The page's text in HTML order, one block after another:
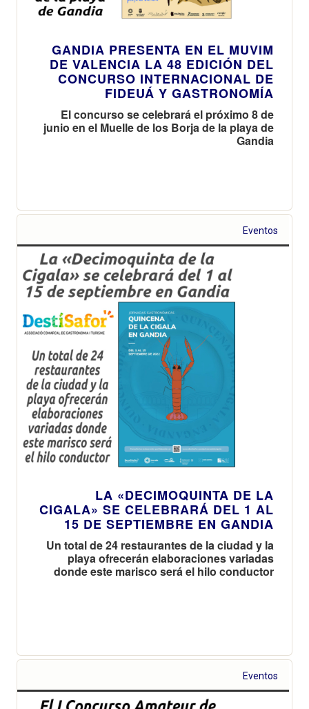
GANDIA PRESENTA EN EL MUVIM
DE VALENCIA LA 48 EDICIÓN DEL
CONCURSO INTERNACIONAL DE
FIDEUÁ Y GASTRONOMÍA
El concurso se celebrará el próximo 8 de
junio en el Muelle de los Borja de la playa de
Gandia
Eventos
LA «DECIMOQUINTA DE LA
CIGALA» SE CELEBRARÁ DEL 1 AL
15 DE SEPTIEMBRE EN GANDIA
Un total de 24 restaurantes de la ciudad y la
playa ofrecerán elaboraciones variadas
donde este marisco será el hilo conductor
Eventos